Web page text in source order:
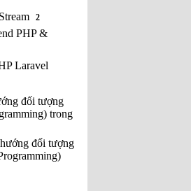
2
PHP &
Laravel
đối tượng
trong
đối tượng